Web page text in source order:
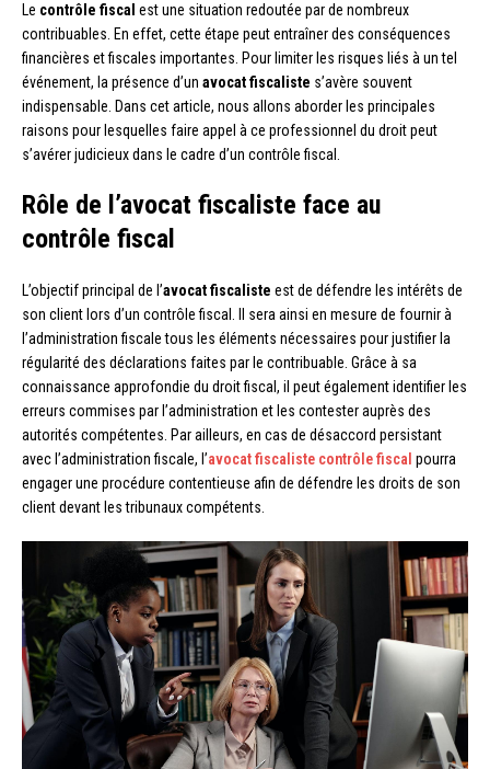
Le contrôle fiscal est une situation redoutée par de nombreux
contribuables. En effet, cette étape peut entraîner des conséquences
financières et fiscales importantes. Pour limiter les risques liés à un tel
événement, la présence d’un avocat fiscaliste s’avère souvent
indispensable. Dans cet article, nous allons aborder les principales
raisons pour lesquelles faire appel à ce professionnel du droit peut
s’avérer judicieux dans le cadre d’un contrôle fiscal.
Rôle de l’avocat fiscaliste face au
contrôle fiscal
L’objectif principal de l’avocat fiscaliste est de défendre les intérêts de
son client lors d’un contrôle fiscal. Il sera ainsi en mesure de fournir à
l’administration fiscale tous les éléments nécessaires pour justifier la
régularité des déclarations faites par le contribuable. Grâce à sa
connaissance approfondie du droit fiscal, il peut également identifier les
erreurs commises par l’administration et les contester auprès des
autorités compétentes. Par ailleurs, en cas de désaccord persistant
avec l’administration fiscale, l’avocat fiscaliste contrôle fiscal pourra
engager une procédure contentieuse afin de défendre les droits de son
client devant les tribunaux compétents.